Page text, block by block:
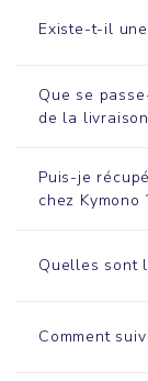
Existe-t-il
Que se
de la
Puis-je
chez Kymono
Quelles sont
Comment